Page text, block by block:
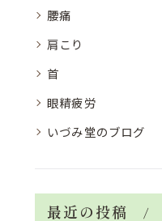
腰痛
肩こり
首
眼精疲労
いづみ堂のブログ
最近の投稿